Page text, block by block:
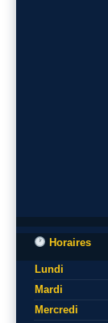
Horaires
Lundi
Mardi
Mercredi